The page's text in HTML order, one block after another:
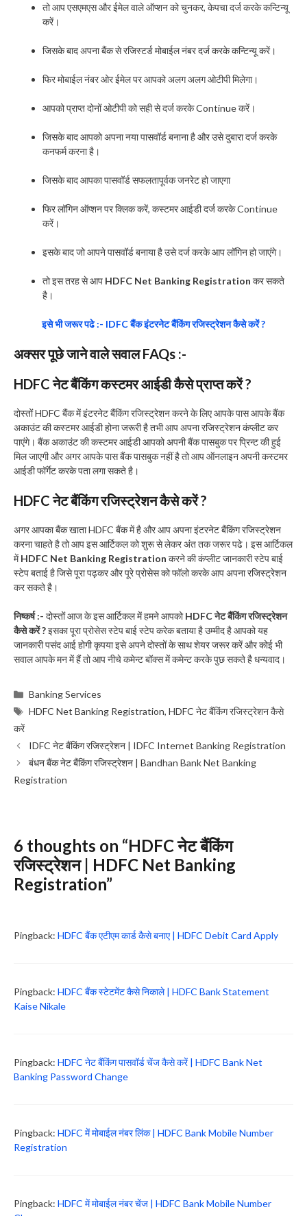
तो आप एसएमएस और ईमेल वाले ऑप्शन को चुनकर, केपचा दर्ज करके कन्टिन्यू
करें।
जिसके बाद अपना बैंक से रजिस्टर्ड मोबाईल नंबर दर्ज करके कन्टिन्यू करें।
फिर मोबाईल नंबर ओर ईमेल पर आपको अलग अलग ओटीपी मिलेगा।
आपको प्राप्त दोनों ओटीपी को सही से दर्ज करके Continue करें।
जिसके बाद आपको अपना नया पासवॉर्ड बनाना है और उसे दुबारा दर्ज करके
कनफर्म करना है।
जिसके बाद आपका पासवॉर्ड सफलतापूर्वक जनरेट हो जाएगा
फिर लॉगिन ऑप्शन पर क्लिक करें, कस्टमर आईडी दर्ज करके Continue
करें।
इसके बाद जो आपने पासवॉर्ड बनाया है उसे दर्ज करके आप लॉगिन हो जाएंगे।
तो इस तरह से आप HDFC Net Banking Registration कर सकते
है।
इसे भी जरूर पढे :- IDFC बैंक इंटरनेट बैंकिंग रजिस्ट्रेशन कैसे करें ?
अक्सर पूछे जाने वाले सवाल FAQs :-
HDFC नेट बैंकिंग कस्टमर आईडी कैसे प्राप्त करें ?
दोस्तों HDFC बैंक में इंटरनेट बैंकिंग रजिस्ट्रेशन करने के लिए आपके पास आपके बैंक
अकाउंट की कस्टमर आईडी होना जरूरी है तभी आप अपना रजिस्ट्रेशन कंप्लीट कर
पाएंगे। बैंक अकाउंट की कस्टमर आईडी आपको अपनी बैंक पासबुक पर प्रिन्ट की हुई
मिल जाएगी और अगर आपके पास बैंक पासबुक नहीं है तो आप ऑनलाइन अपनी कस्टमर
आईडी फॉर्गेट करके पता लगा सकते है।
HDFC नेट बैंकिंग रजिस्ट्रेशन कैसे करें ?
अगर आपका बैंक खाता HDFC बैंक में है और आप अपना इंटरनेट बैंकिंग रजिस्ट्रेशन
करना चाहते है तो आप इस आर्टिकल को शुरू से लेकर अंत तक जरूर पढे। इस आर्टिकल
मेंHDFC Net Banking Registration करने की कंप्लीट जानकारी स्टेप बाई
स्टेप बताई है जिसे पूरा पढ़कर और पूरे प्रोसेस को फॉलो करके आप अपना रजिस्ट्रेशन
कर सकते है।
निष्कर्ष :- दोस्तों आज के इस आर्टिकल में हमने आपकोHDFC नेट बैंकिंग रजिस्ट्रेशन
कैसे करें ?इसका पूरा प्रोसेस स्टेप बाई स्टेप करेक बताया है उम्मीद है आपको यह
जानकारी पसंद आई होगी कृपया इसे अपने दोस्तों के साथ शेयर जरूर करें और कोई भी
सवाल आपके मन में हैं तो आप नीचे कमेन्ट बॉक्स में कमेन्ट करके पुछ सकते है धन्यवाद।
Categories
Banking Services
Tags
HDFC Net Banking Registration,HDFC नेट बैंकिंग रजिस्ट्रेशन कैसे
करें
IDFC नेट बैंकिंग रजिस्ट्रेशन | IDFC Internet Banking Registration
बंधन बैंक नेट बैंकिंग रजिस्ट्रेशन | Bandhan Bank Net Banking
Registration
6 thoughts on “HDFC नेट बैंकिंग
रजिस्ट्रेशन | HDFC Net Banking
Registration”
Pingback: HDFC बैंक एटीएम कार्ड कैसे बनाए | HDFC Debit Card Apply
Pingback: HDFC बैंक स्टेटमेंट कैसे निकाले | HDFC Bank Statement
Kaise Nikale
Pingback: HDFC नेट बैंकिंग पासवॉर्ड चेंज कैसे करें | HDFC Bank Net
Banking Password Change
Pingback: HDFC में मोबाईल नंबर लिंक | HDFC Bank Mobile Number
Registration
Pingback: HDFC में मोबाईल नंबर चेंज | HDFC Bank Mobile Number